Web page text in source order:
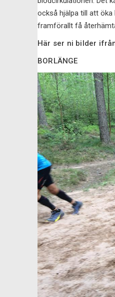
också hjälpa till att
framförallt få
Här ser ni bilder
BORLÄNGE